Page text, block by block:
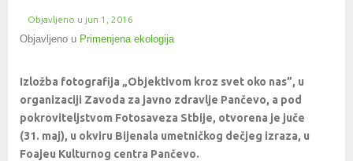
Objavljeno u jun 1, 2016
Objavljeno u Primenjena ekologija
Izložba fotografija „Objektivom kroz svet oko nas”, u
organizaciji Zavoda za javno zdravlje Pančevo, a pod
pokroviteljstvom Fotosaveza Stbije, otvorena je juče
(31. maj), u okviru Bijenala umetničkog dečjeg izraza, u
Foajeu Kulturnog centra Pančevo.